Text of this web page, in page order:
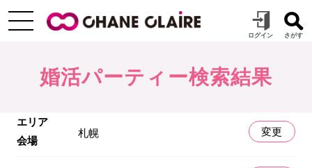
婚活パーティー検索結果
エリア
会場
札幌 変更